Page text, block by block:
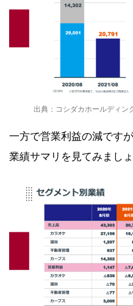
出典：コシダカホールディン
一方で営業利益の減です
業績サマリを見てみましょ